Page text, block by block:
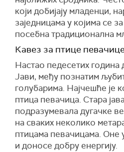
који добијају младенци,
заједницама у којима се
посебна традиционална
Кавез за птице
Настао педесетих година
Јави, међу познатим
голубарима. Најчешће је
птица певачица. Стара
подразумевала дугачке
на сваких неколико
птицама певачицама. Оне
и доносе добру енергију.